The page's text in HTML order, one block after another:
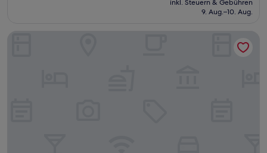
Bewertungen)
beträgt
inkl. Steuern & Gebühren
9. Aug.–10. Aug.